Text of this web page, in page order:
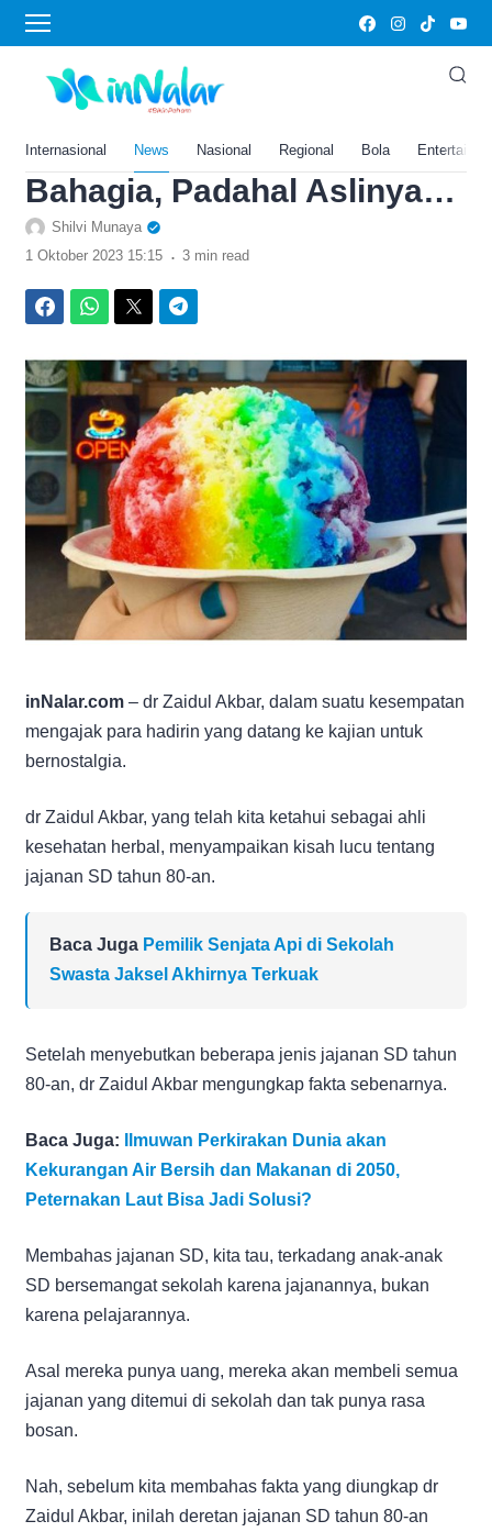
Internasional News Nasional Regional Bola
Home›Kesehatan
Nostalgia! Inilah Deretan
Jajanan SD Tahun 80-an, dr
Zaidul Akbar: Bikin
Bahagia, Padahal Aslinya…
Shilvi Munaya
1 Oktober 2023 15:15 . 3 min read
inNalar.com – dr Zaidul Akbar, dalam suatu kesempatan
mengajak para hadirin yang datang ke kajian untuk
bernostalgia.
dr Zaidul Akbar, yang telah kita ketahui sebagai ahli
kesehatan herbal, menyampaikan kisah lucu tentang
jajanan SD tahun 80-an.
Baca Juga Pemilik Senjata Api di Sekolah
Swasta Jaksel Akhirnya Terkuak
Setelah menyebutkan beberapa jenis jajanan SD tahun
80-an, dr Zaidul Akbar mengungkap fakta sebenarnya.
Baca Juga:
Ilmuwan Perkirakan Dunia akan
Kekurangan Air Bersih dan Makanan di 2050,
Peternakan Laut Bisa Jadi Solusi?
Membahas jajanan SD, kita tau, terkadang anak-anak
SD bersemangat sekolah karena jajanannya, bukan
karena pelajarannya.
Asal mereka punya uang, mereka akan membeli semua
jajanan yang ditemui di sekolah dan tak punya rasa
bosan.
Nah, sebelum kita membahas fakta yang diungkap dr
Zaidul Akbar, inilah deretan jajanan SD tahun 80-an